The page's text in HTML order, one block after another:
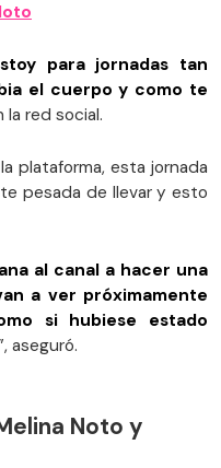
para jornadas tan
el cuerpo y como te
red social.
plataforma, esta jornada
pesada de llevar y esto
al canal a hacer una
a ver próximamente
si hubiese estado
aseguró.
Noto y